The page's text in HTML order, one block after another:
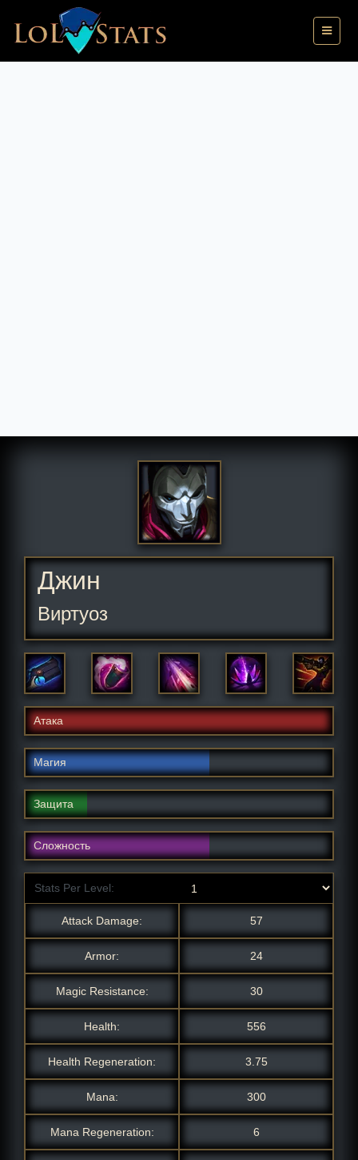
Джин
Виртуоз
Атака
Магия
Защита
Сложность
Stats Per Level:
Attack Damage: 57
Armor: 24
Magic Resistance: 30
Health: 556
Health Regeneration: 3.75
Mana: 300
Mana Regeneration: 6